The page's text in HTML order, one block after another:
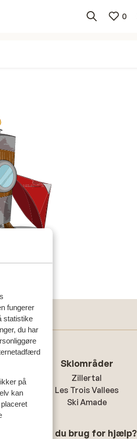
fungerer
statistike
du har
på
kan
0
Skiområder
Zillertal
Les Trois Vallees
Ski Amade
Har du brug for hjælp?